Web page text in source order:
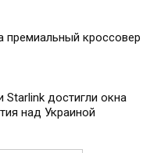
премиальный кроссовер
Starlink достигли окна
над Украиной